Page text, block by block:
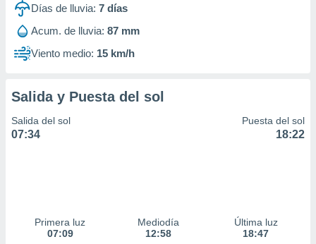
utilizar
uso de
la
contenido
o a través
Días de lluvia: 7 días
Acum. de lluvia: 87 mm
Viento medio: 15 km/h
Salida y Puesta del sol
Salida del sol
07:34
Puesta del sol
18:22
Primera luz
07:09
Mediodía
12:58
Última luz
18:47